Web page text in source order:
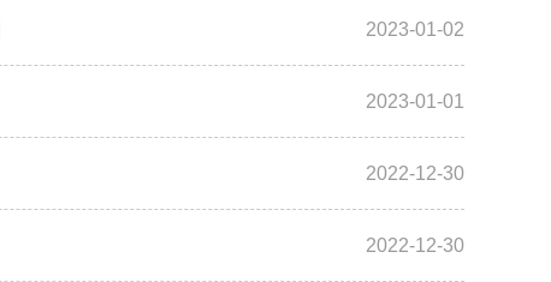
2023-01-02
2023-01-01
2022-12-30
2022-12-30